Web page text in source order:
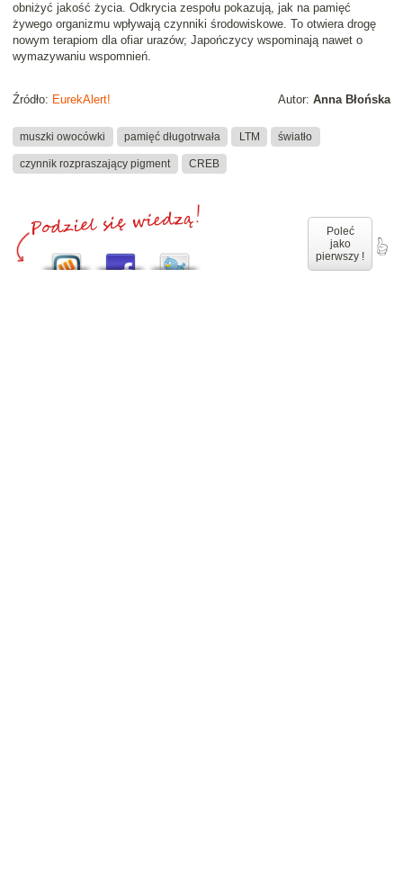
obniżyć jakość życia. Odkrycia zespołu pokazują, jak na pamięć
żywego organizmu wpływają czynniki środowiskowe. To otwiera drogę
nowym terapiom dla ofiar urazów; Japończycy wspominają nawet o
wymazywaniu wspomnień.
Autor: Anna Błońska
Źródło: EurekAlert!
muszki owocówki pamięć długotrwała LTM światło
czynnik rozpraszający pigment CREB
Poleć
jako
pierwszy !